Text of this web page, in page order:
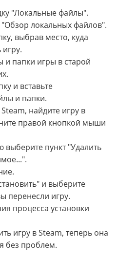
"Локальные файлы".
локальных файлов".
выбрав место, куда
игру.
и папки игры в старой
и вставьте
и папки.
найдите игру в
правой кнопкой мыши
выберите пункт "Удалить
и выберите
перенесли игру.
процесса установки
игру в Steam, теперь она
без проблем.